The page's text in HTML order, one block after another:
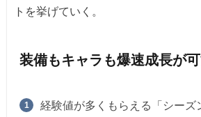
トを挙げていく。
装備もキャラも爆速成長が
経験値が多くもらえる「シーズ